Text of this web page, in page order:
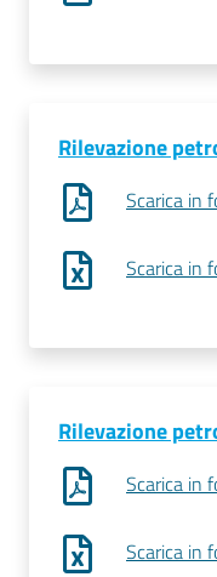
Prenota
Servizi
Contatti
Rilevazione
Scarica in
Scarica in
Rilevazione
Scarica in
Scarica in